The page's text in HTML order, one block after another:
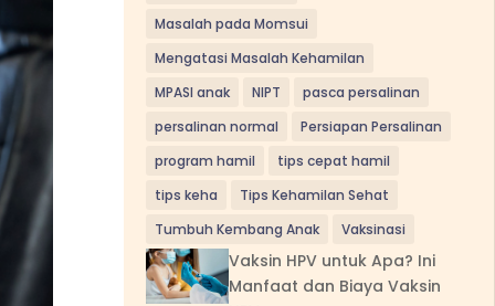
Masalah pada Momsui
Mengatasi Masalah Kehamilan
MPASI anak
NIPT
pasca persalinan
persalinan normal
Persiapan Persalinan
program hamil
tips cepat hamil
tips keha
Tips Kehamilan Sehat
Tumbuh Kembang Anak
Vaksinasi
Vaksin HPV untuk Apa? Ini
Manfaat dan Biaya Vaksin